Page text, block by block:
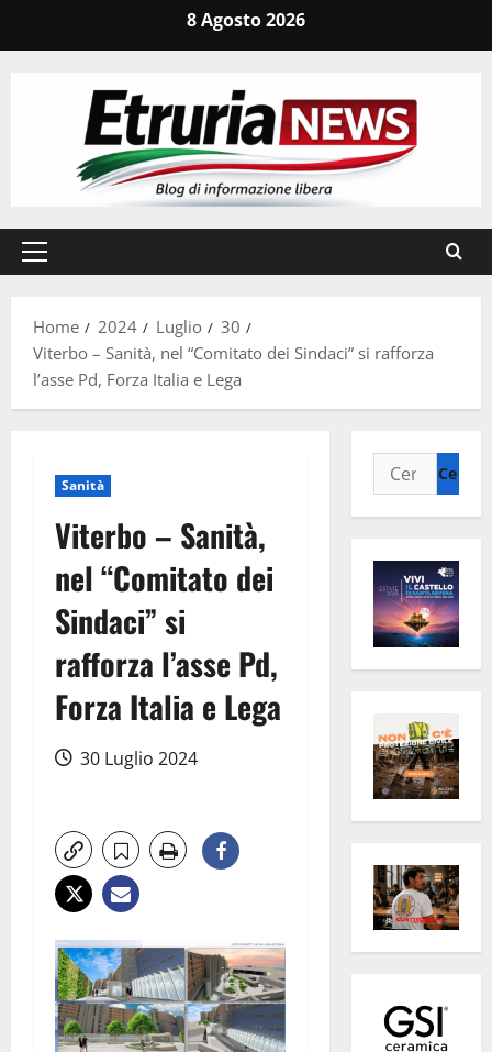
8 Agosto 2026
Menu
Home
2024 Luglio
30
Viterbo – Sanità, nel “Comitato dei Sindaci” si rafforza
l’asse Pd, Forza Italia e Lega
Sanità
Viterbo – Sanità,
nel “Comitato dei
Sindaci” si
rafforza l’asse Pd,
Forza Italia e Lega
30 Luglio 2024
Ricerca
per: